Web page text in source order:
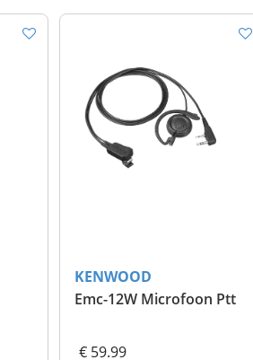
KENWOOD
Emc-12W Microfoon Ptt
€ 59.99